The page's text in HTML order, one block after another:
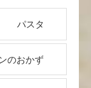
パスタ
のおかず